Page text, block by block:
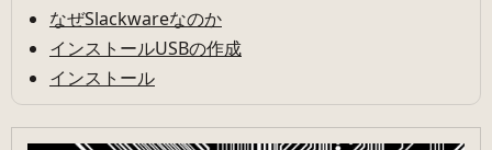
なぜSlackwareなのか
インストールUSBの作成
インストール